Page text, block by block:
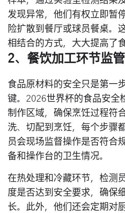
发现异常，他们有权立即暂
险扩散到餐厅或球员餐桌。
相结合的方式，大大提高了
2、餐饮加工环节监管
食品原材料的安全只是第一
键。2026世界杯的食品安全
制作区域，确保烹饪过程符
洗、切配到烹饪，每个步骤
员会现场监督操作是否符合
备和操作台的卫生情况。
在热处理和冷藏环节，检测
度是否达到安全要求，确保
长。此外，他们还会定期对